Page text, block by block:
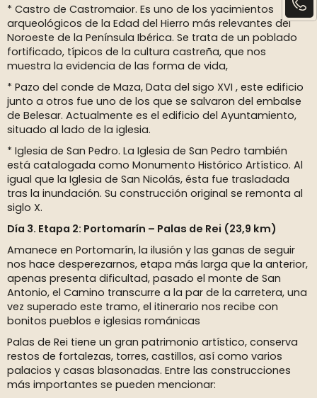
* Castro de Castromaior. Es uno de los yacimientos
arqueológicos de la Edad del Hierro más relevantes del
Noroeste de la Península Ibérica. Se trata de un poblado
fortificado, típicos de la cultura castreña, que nos
muestra la evidencia de las forma de vida,
* Pazo del conde de Maza, Data del sigo XVI , este edificio
junto a otros fue uno de los que se salvaron del embalse
de Belesar. Actualmente es el edificio del Ayuntamiento,
situado al lado de la iglesia.
* Iglesia de San Pedro. La Iglesia de San Pedro también
está catalogada como Monumento Histórico Artístico. Al
igual que la Iglesia de San Nicolás, ésta fue trasladada
tras la inundación. Su construcción original se remonta al
siglo X.
Día 3. Etapa 2: Portomarín – Palas de Rei (23,9 km)
Amanece en Portomarín, la ilusión y las ganas de seguir
nos hace desperezarnos, etapa más larga que la anterior,
apenas presenta dificultad, pasado el monte de San
Antonio, el Camino transcurre a la par de la carretera, una
vez superado este tramo, el itinerario nos recibe con
bonitos pueblos e iglesias románicas
Palas de Rei tiene un gran patrimonio artístico, conserva
restos de fortalezas, torres, castillos, así como varios
palacios y casas blasonadas. Entre las construcciones
más importantes se pueden mencionar: